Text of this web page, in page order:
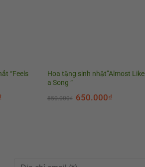
“Feels
Hoa tặng sinh nhật”Almost Like
a Song “
850.000₫ 650.000₫